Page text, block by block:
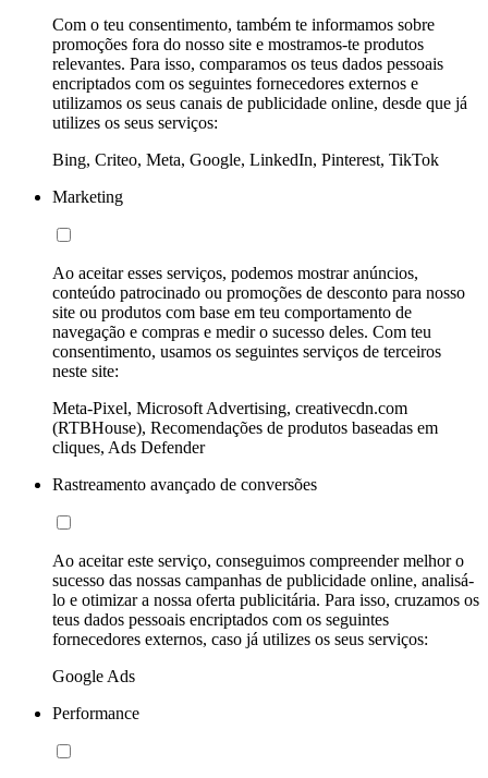
Com o teu consentimento, também te informamos sobre
promoções fora do nosso site e mostramos-te produtos
relevantes. Para isso, comparamos os teus dados pessoais
encriptados com os seguintes fornecedores externos e
utilizamos os seus canais de publicidade online, desde que já
utilizes os seus serviços:
Bing, Criteo, Meta, Google, LinkedIn, Pinterest, TikTok
Marketing
Ao aceitar esses serviços, podemos mostrar anúncios,
conteúdo patrocinado ou promoções de desconto para nosso
site ou produtos com base em teu comportamento de
navegação e compras e medir o sucesso deles. Com teu
consentimento, usamos os seguintes serviços de terceiros
neste site:
Meta-Pixel, Microsoft Advertising, creativecdn.com
(RTBHouse), Recomendações de produtos baseadas em
cliques, Ads Defender
Rastreamento avançado de conversões
Ao aceitar este serviço, conseguimos compreender melhor o
sucesso das nossas campanhas de publicidade online, analisá-
lo e otimizar a nossa oferta publicitária. Para isso, cruzamos os
teus dados pessoais encriptados com os seguintes
fornecedores externos, caso já utilizes os seus serviços:
Google Ads
Performance